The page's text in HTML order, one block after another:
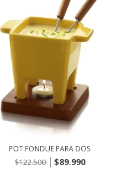
POT FONDUE PARA DOS.
$122.500
$89.990